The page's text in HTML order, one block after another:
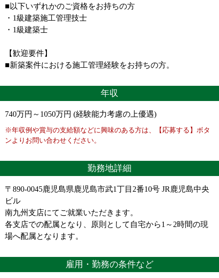
■以下いずれかのご資格をお持ちの方
・1級建築施工管理技士
・1級建築士
【歓迎要件】
■新築案件における施工管理経験をお持ちの方。
年収
740万円～1050万円 (経験能力考慮の上優遇)
※年収例や賞与の支給額などに興味のある方は、【応募する】ボタ
ンよりお問い合わせください。
勤務地詳細
〒890-0045鹿児島県鹿児島市武1丁目2番10号 JR鹿児島中央
ビル
南九州支店にてご就業いただきます。
各支店での配属となり、原則として自宅から1～2時間の現
場へ配属となります。
雇用・勤務の条件など